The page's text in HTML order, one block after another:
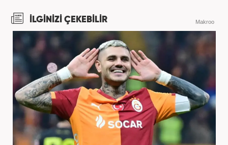
İLGİNİZİ ÇEKEBİLİR Makroo